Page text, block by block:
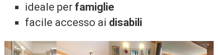
ideale per famiglie
facile accesso ai disabili